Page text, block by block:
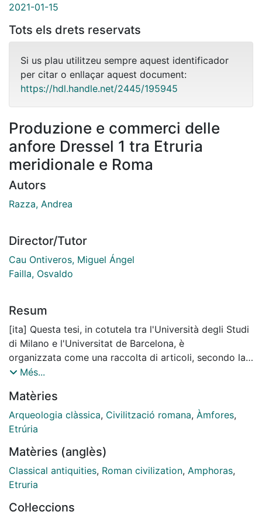
2021-01-15
Tots els drets reservats
Si us plau utilitzeu sempre aquest identificador
per citar o enllaçar aquest document:
https://hdl.handle.net/2445/195945
Produzione e commerci delle
anfore Dressel 1 tra Etruria
meridionale e Roma
Autors
Razza, Andrea
Director/Tutor
Cau Ontiveros, Miguel Ángel
Failla, Osvaldo
Resum
[ita] Questa tesi, in cotutela tra l'Università degli Studi
di Milano e l'Universitat de Barcelona, è
organizzata come una raccolta di articoli, secondo la
modalità prevista dal corso di Dottorato
dell'Università degli studi di Milano, opzione
prevalentemente utilizzata in ambito scientifico per
favorire la divulgazione dei risultati delle
avendo comportato alcune difficoltà iniziali
dovute a una prassi differente da quanto
precedentemente sperimentato durante il mio
archeologico, ha offerto un'utile occasione
Més...
Matèries
Arqueologia clàssica, Civilització romana, Àmfores,
Etrúria
Matèries (anglès)
Classical antiquities, Roman civilization, Amphoras,
Etruria
Col·leccions